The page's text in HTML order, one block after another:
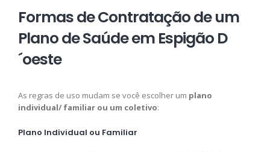
Formas de Contratação de um
Plano de Saúde em Espigão D
´oeste
As regras de uso mudam se você escolher um plano
individual/ familiar ou um coletivo:
Plano Individual ou Familiar